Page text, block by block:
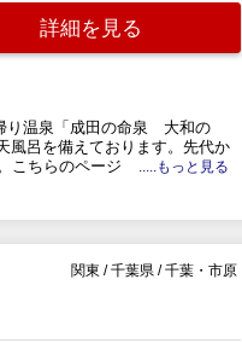
詳細を見る
り温泉「成田の命泉 大和の
風呂を備えております。先代か
こちらのページ
.....もっと見る
関東 / 千葉県 / 千葉・市原